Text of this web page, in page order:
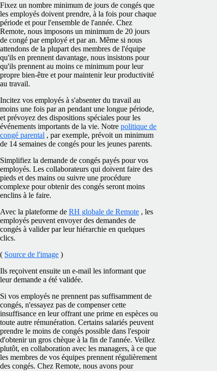
Fixez un nombre minimum de jours de congés que
les employés doivent prendre, à la fois pour chaque
période et pour l'ensemble de l'année. Chez
Remote, nous imposons un minimum de 20 jours
de congé par employé et par an. Même si nous
attendons de la plupart des membres de l'équipe
qu'ils en prennent davantage, nous insistons pour
qu'ils prennent au moins ce minimum pour leur
propre bien-être et pour maintenir leur productivité
au travail.
Incitez vos employés à s'absenter du travail au
moins une fois par an pendant une longue période,
et prévoyez des dispositions spéciales pour les
événements importants de la vie. Notre politique de
congé parental , par exemple, prévoit un minimum
de 14 semaines de congés pour les jeunes parents.
Simplifiez la demande de congés payés pour vos
employés. Les collaborateurs qui doivent faire des
pieds et des mains ou suivre une procédure
complexe pour obtenir des congés seront moins
enclins à le faire.
Avec la plateforme de RH globale de Remote , les
employés peuvent envoyer des demandes de
congés à valider par leur hiérarchie en quelques
clics.
( Source de l'image )
Ils reçoivent ensuite un e-mail les informant que
leur demande a été validée.
Si vos employés ne prennent pas suffisamment de
congés, n'essayez pas de compenser cette
insuffisance en leur offrant une prime en espèces ou
toute autre rémunération. Certains salariés peuvent
prendre le moins de congés possible dans l'espoir
d'obtenir un gros chèque à la fin de l'année. Veillez
plutôt, en collaboration avec les managers, à ce que
les membres de vos équipes prennent régulièrement
des congés. Chez Remote, nous avons pour